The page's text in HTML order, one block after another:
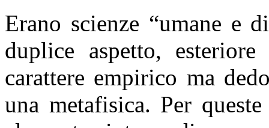
Erano scienze “umane e
duplice aspetto,
carattere empirico ma
una metafisica. Per